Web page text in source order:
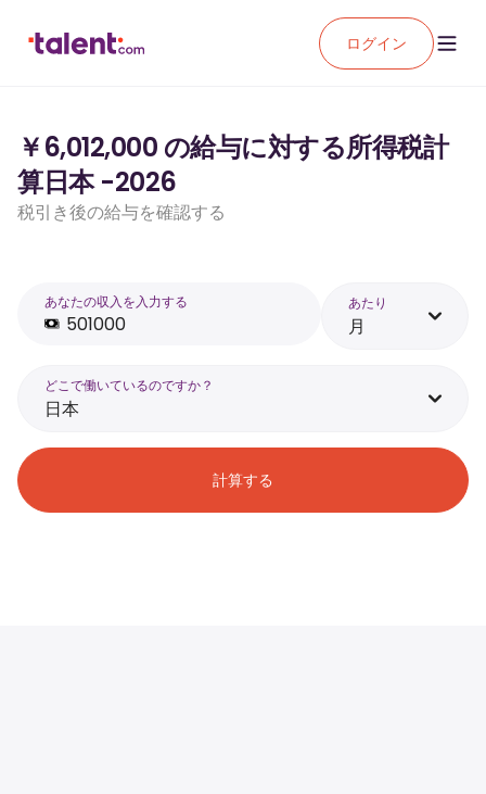
ログイン
￥6,012,000 の給与に対する所得税計
算日本 -2026
税引き後の給与を確認する
あなたの収入を入力する あたり
月
どこで働いているのですか？
日本
計算する